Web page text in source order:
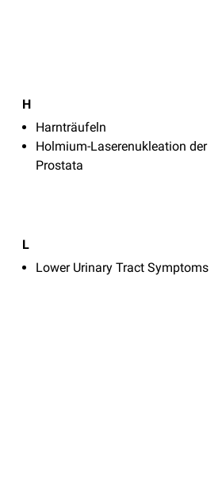
H
Harnträufeln
Holmium-Laserenukleation der
Prostata
L
Lower Urinary Tract Symptoms